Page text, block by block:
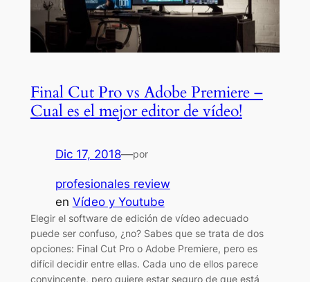
Final Cut Pro vs Adobe Premiere –
Cual es el mejor editor de vídeo!
Dic 17, 2018—por
profesionales review
en Vídeo y Youtube
Elegir el software de edición de vídeo adecuado
puede ser confuso, ¿no? Sabes que se trata de dos
opciones: Final Cut Pro o Adobe Premiere, pero es
difícil decidir entre ellas. Cada uno de ellos parece
convincente, pero quiere estar seguro de que está